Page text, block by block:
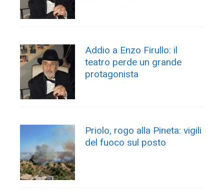
Addio a Enzo Firullo: il
teatro perde un grande
protagonista
Priolo, rogo alla Pineta: vigili
del fuoco sul posto